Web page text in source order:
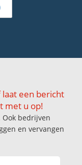
een bericht
met u op!
Ook bedrijven
en vervangen